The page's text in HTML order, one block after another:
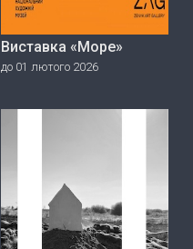
Виставка «Море»
до 01 лютого 2026